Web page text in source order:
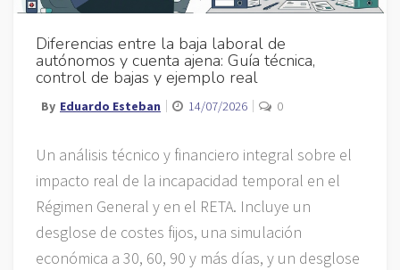
Diferencias entre la baja laboral de
autónomos y cuenta ajena: Guía técnica,
control de bajas y ejemplo real
By Eduardo Esteban 14/07/2026 0
Un análisis técnico y financiero integral sobre el
impacto real de la incapacidad temporal en el
Régimen General y en el RETA. Incluye un
desglose de costes fijos, una simulación
económica a 30, 60, 90 y más días, y un desglose